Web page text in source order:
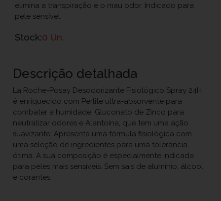
elimina a transpiração e o mau odor. Indicado para
pele sensível.
Stock:0 Un.
Descrição detalhada
La Roche-Posay Desodorizante Fisiológico Spray 24H
é enriquecido com Perlite ultra-absorvente para
combater a humidade, Gluconato de Zinco para
neutralizar odores e Alantoína, que tem uma ação
suavizante. Apresenta uma fórmula fisiológica com
uma seleção de ingredientes para uma tolerância
ótima. A sua composição é especialmente indicada
para peles mais sensíveis. Sem sais de alumínio, álcool
e corantes.